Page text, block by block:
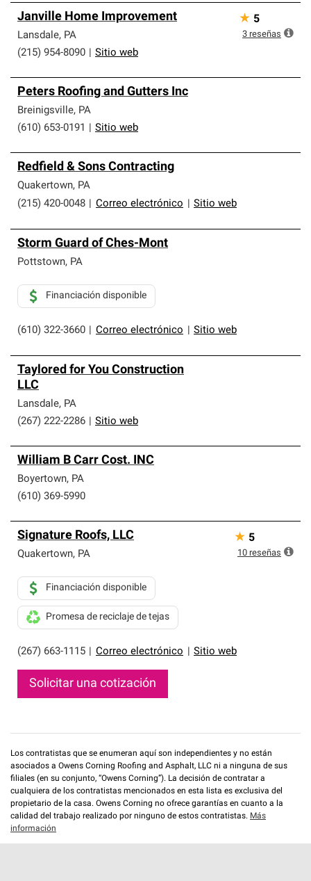
Janville Home Improvement
Lansdale, PA
(215) 954-8090
Sitio web
★ 5
3 reseñas
Peters Roofing and Gutters Inc
Breinigsville, PA
(610) 653-0191
Sitio web
Redfield & Sons Contracting
Quakertown, PA
(215) 420-0048
Correo electrónico Sitio web
Storm Guard of Ches-Mont
Pottstown, PA
(610) 322-3660 Correo electrónico Sitio web
Financiación disponible
Taylored for You Construction
LLC
Lansdale, PA
(267) 222-2286
Sitio web
William B Carr Cost. INC
Boyertown, PA
(610) 369-5990
Signature Roofs, LLC
Quakertown, PA
(267) 663-1115 Correo electrónico Sitio web
Financiación disponible
Promesa de reciclaje de tejas
Solicitar una cotización
★ 5
10 reseñas
Los contratistas que se enumeran aquí son independientes y no están
asociados a Owens Corning Roofing and Asphalt, LLC ni a ninguna de sus
filiales (en su conjunto, “Owens Corning”). La decisión de contratar a
cualquiera de los contratistas mencionados en esta lista es exclusiva del
propietario de la casa. Owens Corning no ofrece garantías en cuanto a la
calidad del trabajo realizado por ninguno de estos contratistas. Más
información